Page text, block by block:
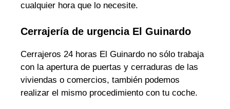
cualquier hora que lo necesite.
Cerrajería de urgencia El Guinardo
Cerrajeros 24 horas El Guinardo no sólo trabaja
con la apertura de puertas y cerraduras de las
viviendas o comercios, también podemos
realizar el mismo procedimiento con tu coche.